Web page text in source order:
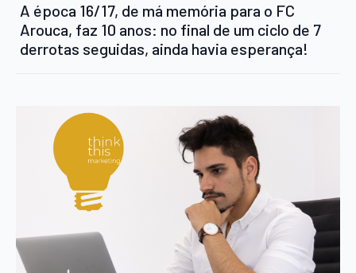
A época 16/17, de má memória para o FC
Arouca, faz 10 anos: no final de um ciclo de 7
derrotas seguidas, ainda havia esperança!